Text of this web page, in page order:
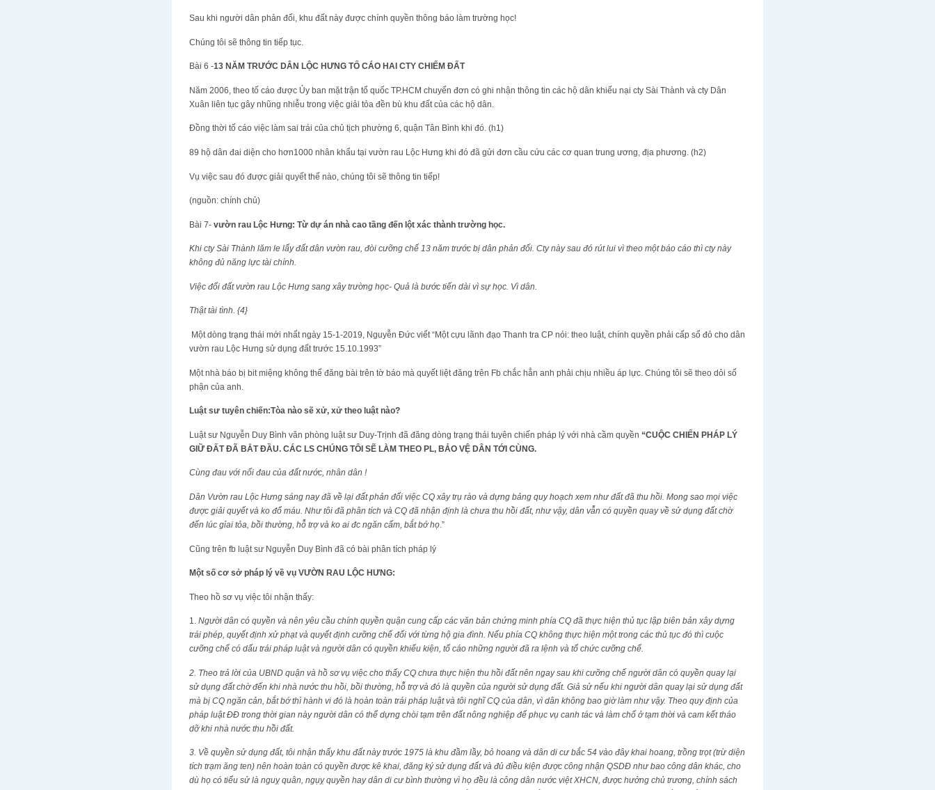
Sau khi người dân phản đối, khu đất này được chính quyền thông báo làm trường học!
Chúng tôi sẽ thông tin tiếp tục.
Bài 6 -13 NĂM TRƯỚC DÂN LỘC HƯNG TỐ CÁO HAI CTY CHIẾM ĐẤT
Năm 2006, theo tố cáo được Ủy ban mặt trận tổ quốc TP.HCM chuyển đơn có ghi nhận thông tin các hộ dân khiếu nại cty Sài Thành và cty Dân
Xuân liên tục gây nhũng nhiễu trong việc giải tỏa đền bù khu đất của các hộ dân.
Đồng thời tố cáo việc làm sai trái của chủ tịch phường 6, quận Tân Bình khi đó. (h1)
89 hộ dân đai diện cho hơn1000 nhân khẩu tại vườn rau Lộc Hưng khi đó đã gửi đơn cầu cứu các cơ quan trung ương, địa phương. (h2)
Vụ việc sau đó được giải quyết thế nào, chúng tôi sẽ thông tin tiếp!
(nguồn: chính chủ)
Bài 7- vườn rau Lộc Hưng: Từ dự án nhà cao tầng đến lột xác thành trường học.
Khi cty Sài Thành lăm le lấy đất dân vườn rau, đòi cưỡng chế 13 năm trước bị dân phản đối. Cty này sau đó rút lui vì theo một báo cáo thì cty này
không đủ năng lực tài chính.
Việc đổi đất vườn rau Lộc Hưng sang xây trường học- Quả là bước tiến dài vì sự học. Vì dân.
Thật tài tình. {4}
Một dòng trạng thái mới nhất ngày 15-1-2019, Nguyễn Đức viết “Một cựu lãnh đạo Thanh tra CP nói: theo luật, chính quyền phải cấp sổ đỏ cho dân
vườn rau Lộc Hưng sử dụng đất trước 15.10.1993”
Một nhà báo bị bit miệng không thể đăng bài trên tờ báo mà quyết liệt đăng trên Fb chắc hẳn anh phải chịu nhiều áp lực. Chúng tôi sẽ theo dỏi số
phận của anh.
Luật sư tuyên chiến:Tòa nào sẽ xử, xử theo luật nào?
Luật sư Nguyễn Duy Bình văn phòng luật sư Duy-Trịnh đã đăng dòng trạng thái tuyên chiến pháp lý với nhà cầm quyền “CUỘC CHIẾN PHÁP LÝ
GIỮ ĐẤT ĐÃ BẮT ĐẦU. CÁC LS CHÚNG TÔI SẼ LÀM THEO PL, BẢO VỆ DÂN TỚI CÙNG.
Cùng đau với nổi đau của đất nước, nhân dân !
Dân Vườn rau Lộc Hưng sáng nay đã về lại đất phản đối việc CQ xây trụ rào và dựng bảng quy hoạch xem như đất đã thu hồi. Mong sao mọi việc
được giải quyết và ko đổ máu. Như tôi đã phân tích và CQ đã nhận định là chưa thu hồi đất, như vậy, dân vẫn có quyền quay về sử dụng đất chờ
đến lúc gỉai tỏa, bồi thường, hỗ trợ và ko ai đc ngăn cấm, bắt bớ họ.”
Cũng trên fb luật sư Nguyễn Duy Bình đã có bài phân tích pháp lý
Một số cơ sở pháp lý về vụ VƯỜN RAU LỘC HƯNG:
Theo hồ sơ vụ việc tôi nhận thấy:
1. Người dân có quyền và nên yêu cầu chính quyền quận cung cấp các văn bản chứng minh phía CQ đã thực hiện thủ tục lập biên bản xây dựng
trái phép, quyết định xử phạt và quyết định cưỡng chế đối với từng hộ gia đình. Nếu phía CQ không thực hiện một trong các thủ tục đó thì cuộc
cưỡng chế có dấu trái pháp luật và người dân có quyền khiếu kiện, tố cáo những người đã ra lệnh và tổ chức cưỡng chế.
2. Theo trả lời của UBND quận và hồ sơ vụ việc cho thấy CQ chưa thực hiện thu hồi đất nên ngay sau khi cưỡng chế người dân có quyền quay lại
sử dụng đất chờ đến khi nhà nước thu hồi, bồi thường, hỗ trợ và đó là quyền của người sử dụng đất. Giả sử nếu khi người dân quay lại sử dụng đất
mà bị CQ ngăn cản, bắt bớ thì hành vi đó là hoàn toàn trái pháp luật và tôi nghĩ CQ của dân, vì dân không bao giờ làm như vậy. Theo quy định của
pháp luật ĐĐ trong thời gian này người dân có thể dựng chòi tạm trên đất nông nghiệp để phục vụ canh tác và làm chổ ở tạm thời và cam kết tháo
dỡ khi nhà nước thu hồi đất.
3. Về quyền sử dụng đất, tôi nhận thấy khu đất này trước 1975 là khu đầm lầy, bỏ hoang và dân di cư bắc 54 vào đây khai hoang, trồng trọt (trừ diện
tích trạm ăng ten) nên hoàn toàn có quyền được kê khai, đăng ký sử dụng đất và đủ điều kiện được công nhận QSDĐ như bao công dân khác, cho
dù họ có tiểu sử là nguỵ quân, ngụỵ quyền hay dân di cư bình thường vì họ đều là công dân nước việt XHCN, được hưởng chủ trương, chính sách